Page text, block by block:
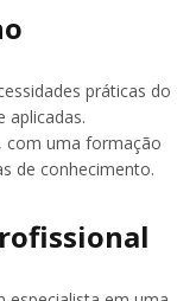
práticas do
aplicadas.
com uma formação
de conhecimento.